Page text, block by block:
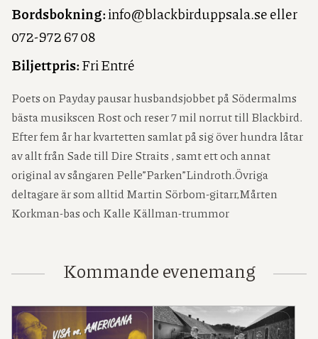
Bordsbokning:info@blackbirduppsala.se eller
072-972 67 08
Biljettpris:Fri Entré
Poets on Payday pausar husbandsjobbet på Södermalms
bästa musikscen Rost och reser 7 mil norrut till Blackbird.
Efter fem år har kvartetten samlat på sig över hundra låtar
av allt från Sade till Dire Straits , samt ett och annat
original av sångaren Pelle”Parken”Lindroth.Övriga
deltagare är som alltid Martin Sörbom-gitarr,Mårten
Korkman-bas och Kalle Källman-trummor
Kommande evenemang